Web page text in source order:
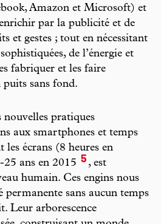
Amazon et Microsoft) et
par la publicité et de
et gestes ; tout en nécessitant
de l’énergie et
fabriquer et les faire
puits sans fond.
nouvelles pratiques
aux smartphones et temps
les écrans (8 heures en
ans en 2015 5 , est
humain. Ces engins nous
sans aucun temps
Leur arborescence